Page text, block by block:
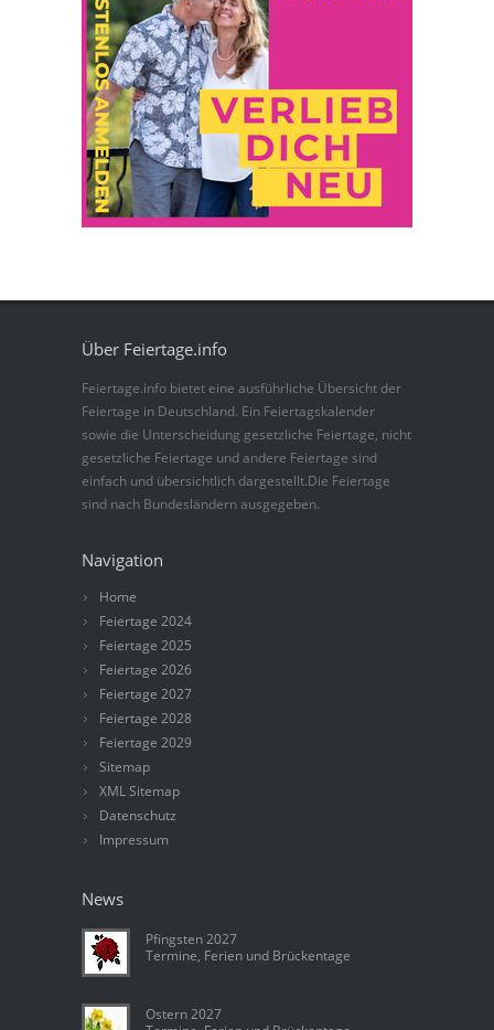
Über Feiertage.info
Feiertage.info bietet eine ausführliche Übersicht der
Feiertage in Deutschland. Ein Feiertagskalender
sowie die Unterscheidung gesetzliche Feiertage, nicht
gesetzliche Feiertage und andere Feiertage sind
einfach und übersichtlich dargestellt.Die Feiertage
sind nach Bundesländern ausgegeben.
Navigation
Home
Feiertage 2024
Feiertage 2025
Feiertage 2026
Feiertage 2027
Feiertage 2028
Feiertage 2029
Sitemap
XML Sitemap
Datenschutz
Impressum
News
Pfingsten 2027
Termine, Ferien und Brückentage
Ostern 2027